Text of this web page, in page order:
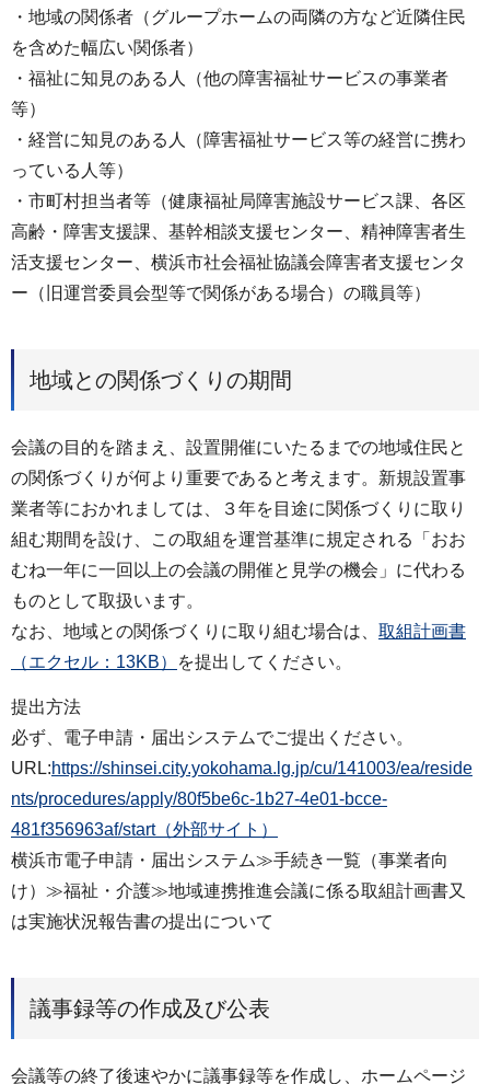
・地域の関係者（グループホームの両隣の方など近隣住民
を含めた幅広い関係者）
・福祉に知見のある人（他の障害福祉サービスの事業者
等）
・経営に知⾒のある⼈（障害福祉サービス等の経営に携わ
っている⼈等）
・市町村担当者等（健康福祉局障害施設サービス課、各区
高齢・障害支援課、基幹相談支援センター、精神障害者生
活支援センター、横浜市社会福祉協議会障害者支援センタ
ー（旧運営委員会型等で関係がある場合）の職員等）
地域との関係づくりの期間
会議の目的を踏まえ、設置開催にいたるまでの地域住民と
の関係づくりが何より重要であると考えます。新規設置事
業者等におかれましては、３年を目途に関係づくりに取り
組む期間を設け、この取組を運営基準に規定される「おお
むね一年に一回以上の会議の開催と見学の機会」に代わる
ものとして取扱います。
なお、地域との関係づくりに取り組む場合は、 取組計画書
（エクセル：13KB）
を提出してください。
提出方法
必ず、電子申請・届出システムでご提出ください。
URL:https://shinsei.city.yokohama.lg.jp/cu/141003/ea/reside
nts/procedures/apply/80f5be6c-1b27-4e01-bcce-
481f356963af/start（外部サイト）
横浜市電子申請・届出システム≫手続き一覧（事業者向
け）≫福祉・介護≫地域連携推進会議に係る取組計画書又
は実施状況報告書の提出について
議事録等の作成及び公表
会議等の終了後速やかに議事録等を作成し、ホームページ